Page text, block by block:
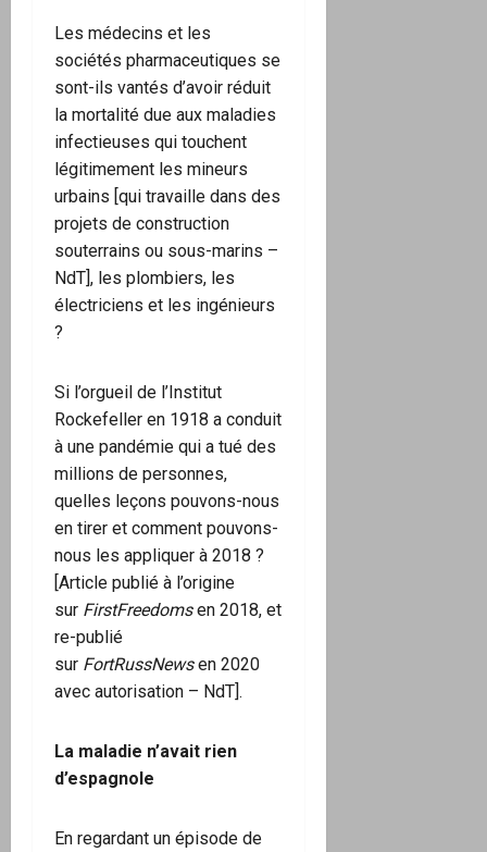
Les médecins et les
sociétés pharmaceutiques se
sont-ils vantés d’avoir réduit
la mortalité due aux maladies
infectieuses qui touchent
légitimement les mineurs
urbains [qui travaille dans des
projets de construction
souterrains ou sous-marins –
NdT], les plombiers, les
électriciens et les ingénieurs
?
Si l’orgueil de l’Institut
Rockefeller en 1918 a conduit
à une pandémie qui a tué des
millions de personnes,
quelles leçons pouvons-nous
en tirer et comment pouvons-
nous les appliquer à 2018 ?
[Article publié à l’origine
sur FirstFreedomsen 2018, et
re-publié
sur FortRussNewsen 2020
avec autorisation – NdT].
La maladie n’avait rien
d’espagnole
En regardant un épisode de